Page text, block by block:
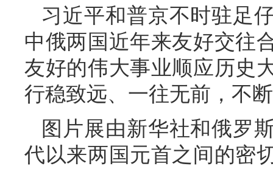
习近平和普京不时驻足
中俄两国近年来友好交往
友好的伟大事业顺应历史
行稳致远、一往无前，不
图片展由新华社和俄罗
代以来两国元首之间的密